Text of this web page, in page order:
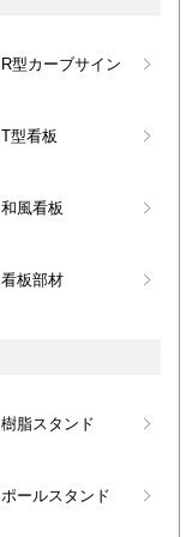
R型カーブサイン
T型看板
和風看板
看板部材
樹脂スタンド
ポールスタンド